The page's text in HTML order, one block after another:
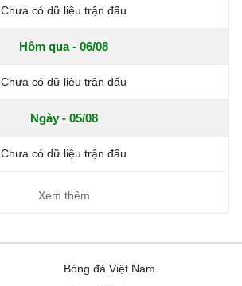
Chưa có dữ liệu trận đấu
Hôm qua - 06/08
Chưa có dữ liệu trận đấu
Ngày - 05/08
Chưa có dữ liệu trận đấu
Xem thêm
Bóng đá Việt Nam